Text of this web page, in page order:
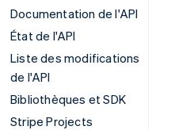
Documentation de l'API
État de l'API
Liste des modifications
de l'API
Bibliothèques et SDK
Stripe Projects